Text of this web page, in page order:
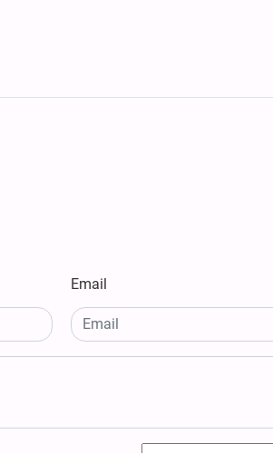
Email